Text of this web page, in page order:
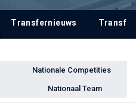
Transfernieuws
Nationale Competities
Nationaal Team